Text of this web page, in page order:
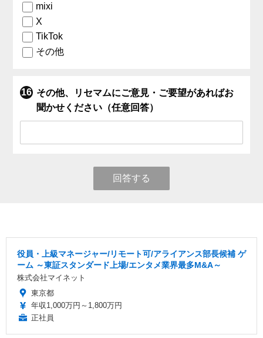
mixi
X
TikTok
その他
その他、リセマムにご意見・ご要望があればお
聞かせください（任意回答）
回答する
役員・上級マネージャー/リモート可/アライアンス部長候補 ゲ
ーム ～東証スタンダード上場/エンタメ業界最多M&A～
株式会社マイネット
東京都
年収1,000万円～1,800万円
正社員